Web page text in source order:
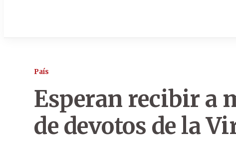
País
Esperan recibir a
de devotos de la